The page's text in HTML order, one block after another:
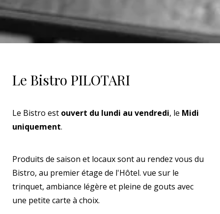
Le Bistro PILOTARI
Le Bistro est ouvert du lundi au vendredi, le Midi
uniquement.
Produits de saison et locaux sont au rendez vous du
Bistro, au premier étage de l'Hôtel. vue sur le
trinquet, ambiance légère et pleine de gouts avec
une petite carte à choix.